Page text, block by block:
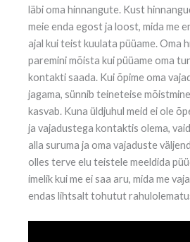
läbi oma hinnangute. Kust
meie enda egost ja loost, mida me
ajal kui teist kuulata püüame. Oma
paremini mõista kui püüame oma
kontakti saada. Kui õpime oma
jagama, sünnib teineteise
kasvab. Kuna üldjuhul meid ei ole
ja vajadustega kontaktis olema,
alla suruma ja oma vajaduste
olles terve elu teistele meeldida
imelik kui me ei saa aru, mida me
endas lihtsalt tohutut